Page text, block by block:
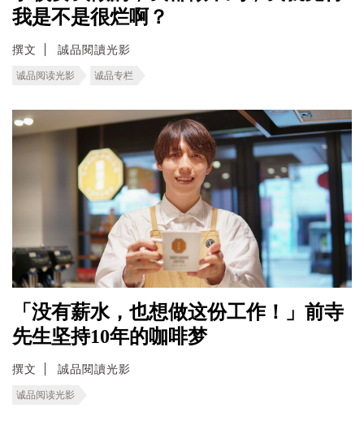
我是不是很烂啊？
撰文 誠品閱讀光影
诚品阅读光影 诚品专栏
「没有薪水，也想做这份工作！」前寺
先生坚持10年的咖啡梦
撰文 誠品閱讀光影
诚品阅读光影